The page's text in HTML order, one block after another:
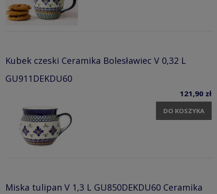
Kubek czeski Ceramika Bolesławiec V 0,32 L
GU911DEKDU60
121,90 zł
DO KOSZYKA
Miska tulipan V 1,3 L GU850DEKDU60 Ceramika